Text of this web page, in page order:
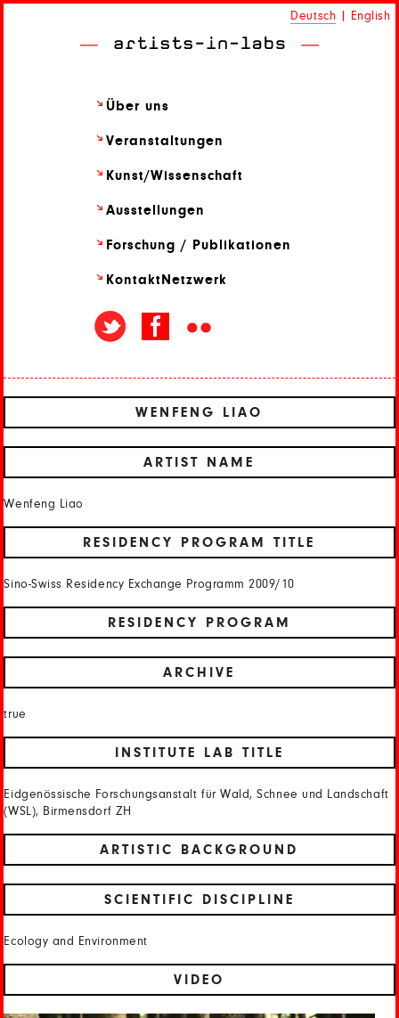
Deutsch English
Über uns
Veranstaltungen
Kunst/Wissenschaft
Ausstellungen
Forschung / Publikationen
Kontakt Netzwerk
WENFENG LIAO
ARTIST NAME
Wenfeng Liao
RESIDENCY PROGRAM TITLE
Sino-Swiss Residency Exchange Programm 2009/10
RESIDENCY PROGRAM
ARCHIVE
true
INSTITUTE LAB TITLE
Eidgenössische Forschungsanstalt für Wald, Schnee und Landschaft
(WSL), Birmensdorf ZH
ARTISTIC BACKGROUND
SCIENTIFIC DISCIPLINE
Ecology and Environment
VIDEO